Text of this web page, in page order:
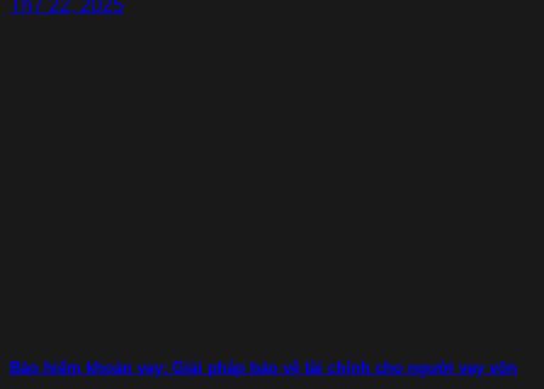
Th7 22, 2025
Bảo hiểm khoản vay: Giải pháp bảo vệ tài chính cho người vay vốn